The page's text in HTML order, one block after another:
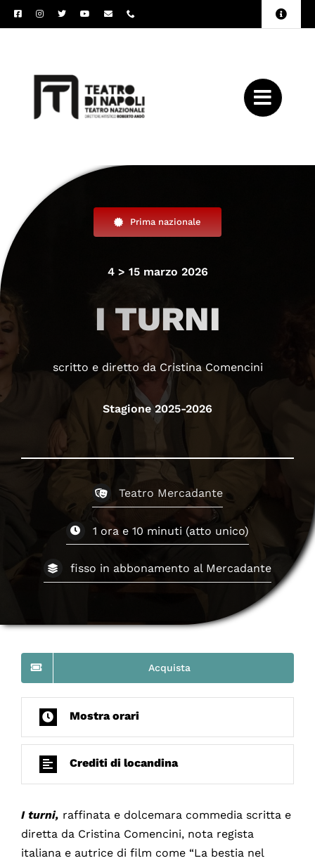
Salta
al
Toggle
Prima nazionale
4 > 15 marzo 2026
I TURNI
scritto e diretto da Cristina Comencini
Stagione 2025-2026
Teatro Mercadante
1 ora e 10 minuti (atto unico)
fisso in abbonamento al Mercadante
Acquista
Mostra orari
Crediti di locandina
I turni, raffinata e dolcemara commedia scritta e
diretta da Cristina Comencini, nota regista
italiana e autrice di film come “La bestia nel